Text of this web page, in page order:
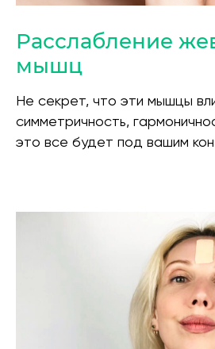
Расслабление
мышц
Не секрет, что эти мышцы
симметричность,
это все будет под вашим